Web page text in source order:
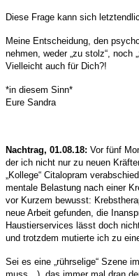
Diese Frage kann sich
Meine Entscheidung, den
nehmen, weder „zu stolz“, noch
Vielleicht auch für Dich?!
*in diesem Sinn*
Eure Sandra
Nachtrag, 01.08.18: Vor fünf
der ich nicht nur zu neuen
„Kollege“ Citalopram
mentale Belastung nach einer
vor Kurzem bewusst:
neue Arbeit gefunden, die
Haustierservices lässt doch
und trotzdem mutierte ich zu
Sei es eine „rührselige“ Szene